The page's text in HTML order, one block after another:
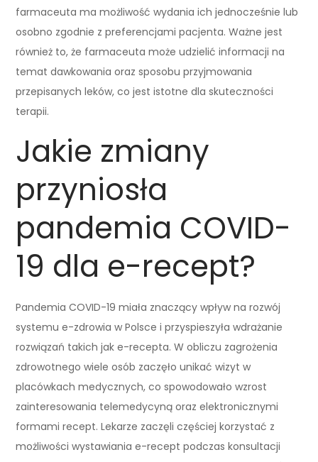
farmaceuta ma możliwość wydania ich jednocześnie lub
osobno zgodnie z preferencjami pacjenta. Ważne jest
również to, że farmaceuta może udzielić informacji na
temat dawkowania oraz sposobu przyjmowania
przepisanych leków, co jest istotne dla skuteczności
terapii.
Jakie zmiany
przyniosła
pandemia COVID-
19 dla e-recept?
Pandemia COVID-19 miała znaczący wpływ na rozwój
systemu e-zdrowia w Polsce i przyspieszyła wdrażanie
rozwiązań takich jak e-recepta. W obliczu zagrożenia
zdrowotnego wiele osób zaczęło unikać wizyt w
placówkach medycznych, co spowodowało wzrost
zainteresowania telemedycyną oraz elektronicznymi
formami recept. Lekarze zaczęli częściej korzystać z
możliwości wystawiania e-recept podczas konsultacji